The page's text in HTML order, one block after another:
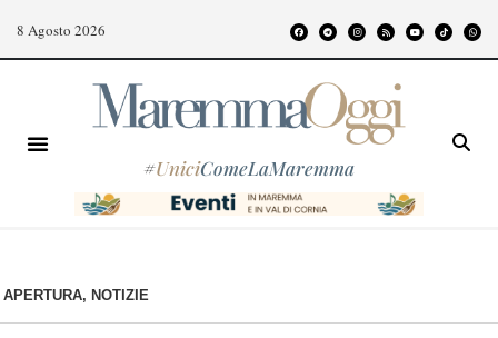
8 Agosto 2026
#UniciComeLaMaremma
APERTURA, NOTIZIE